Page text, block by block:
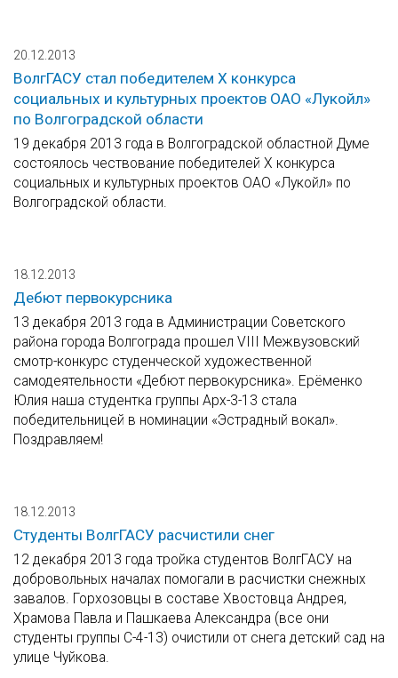
20.12.2013
ВолгГАСУ стал победителем Х конкурса
социальных и культурных проектов ОАО «Лукойл»
по Волгоградской области
19 декабря 2013 года в Волгоградской областной Думе
состоялось чествование победителей Х конкурса
социальных и культурных проектов ОАО «Лукойл» по
Волгоградской области.
18.12.2013
Дебют первокурсника
13 декабря 2013 года в Администрации Советского
района города Волгограда прошел VIII Межвузовский
смотр-конкурс студенческой художественной
самодеятельности «Дебют первокурсника». Ерёменко
Юлия наша студентка группы Арх-3-13 стала
победительницей в номинации «Эстрадный вокал».
Поздравляем!
18.12.2013
Студенты ВолгГАСУ расчистили снег
12 декабря 2013 года тройка студентов ВолгГАСУ на
добровольных началах помогали в расчистки снежных
завалов. Горхозовцы в составе Хвостовца Андрея,
Храмова Павла и Пашкаева Александра (все они
студенты группы С-4-13) очистили от снега детский сад на
улице Чуйкова.